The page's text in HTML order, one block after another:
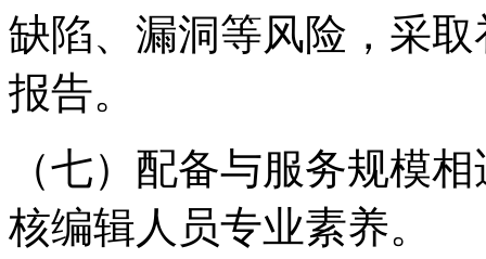
缺陷、漏洞等风险，采
报告。
（七）配备与服务规模
核编辑人员专业素养。